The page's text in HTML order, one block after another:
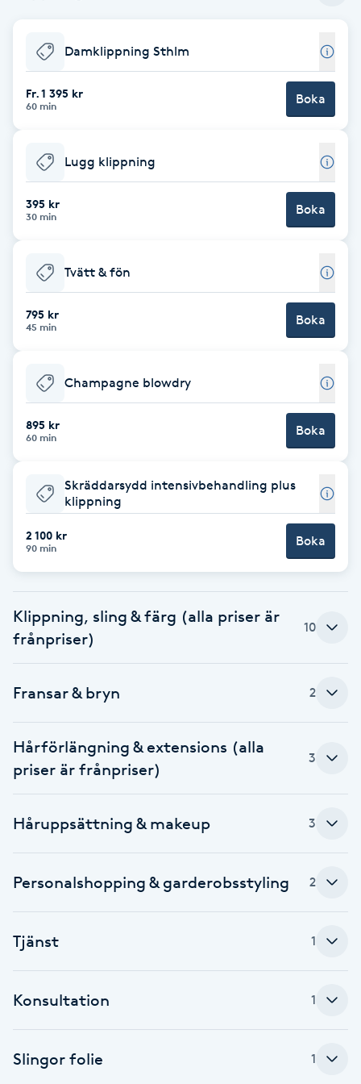
Balayage
Barber
Barnklippning
Bottenfärg
Brynformning
Brynfärgning
Brynplockning
Celluliter
Coachning
Cryoterapi
D
Damklippning
Dermapen
Diamantslipning
E
Enzympeeling
Extensions borttagning
Damklippning Sthlm
Fr. 1 395 kr
60 min Boka
Lugg klippning
395 kr
30 min Boka
Tvätt & fön
795 kr
45 min Boka
Champagne blowdry
895 kr
60 min Boka
Skräddarsydd intensivbehandling plus
klippning
2 100 kr
90 min Boka
Klippning, sling & färg (alla priser är
frånpriser)
10
Fransar & bryn 2
Hårförlängning & extensions (alla
priser är frånpriser)
3
Håruppsättning & makeup 3
Personalshopping & garderobsstyling 2
Tjänst 1
Konsultation 1
Slingor folie 1